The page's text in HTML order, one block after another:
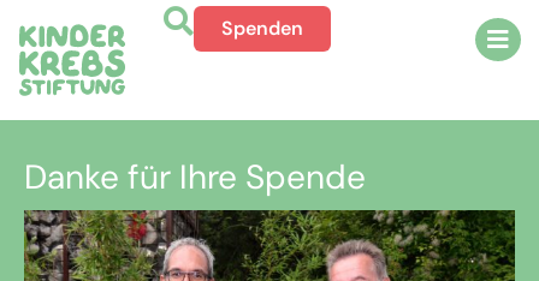
Spenden
Danke für Ihre Spende